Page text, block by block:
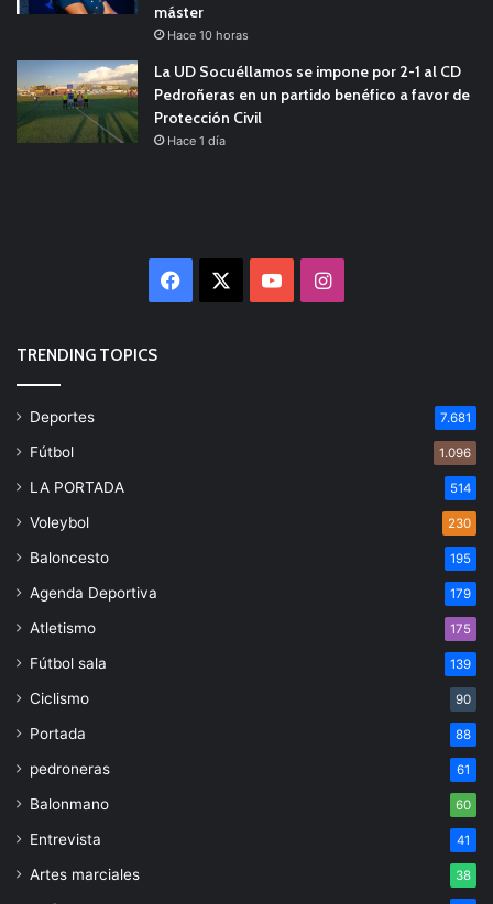
máster
Hace 10 horas
La UD Socuéllamos se impone por 2-1 al CD
Pedroñeras en un partido benéfico a favor de
Protección Civil
Hace 1 día
Facebook YouTubeInstagram
TRENDING TOPICS
Deportes 7.681
Fútbol 1.096
LA PORTADA 514
Voleybol 230
Baloncesto 195
Agenda Deportiva 179
Atletismo 175
Fútbol sala 139
Ciclismo 90
Portada 88
pedroneras 61
Balonmano 60
Entrevista 41
Artes marciales 38